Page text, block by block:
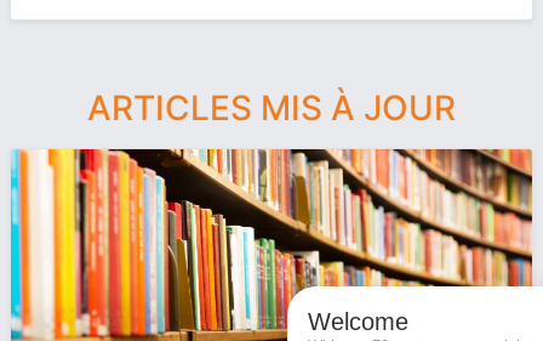
ARTICLES MIS À JOUR
Welcome